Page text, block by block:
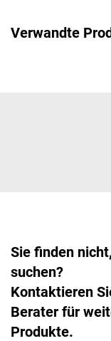
Verwandte
Sie finden
suchen?
Kontaktieren
Berater für
Produkte.